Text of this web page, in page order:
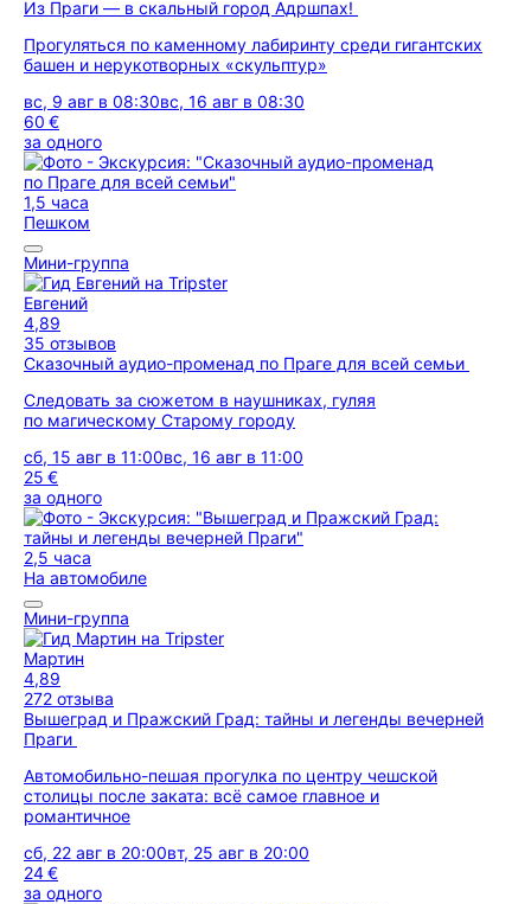
Из Праги — в скальный город Адршпах!
Прогуляться по каменному лабиринту среди гигантских
башен и нерукотворных «скульптур»
вс, 9 авг в 08:30вс, 16 авг в 08:30
60 €
за одного
1,5 часа
Пешком
Мини-группа
Евгений
4,89
35 отзывов
Сказочный аудио-променад по Праге для всей семьи
Следовать за сюжетом в наушниках, гуляя
по магическому Старому городу
сб, 15 авг в 11:00вс, 16 авг в 11:00
25 €
за одного
2,5 часа
На автомобиле
Мини-группа
Мартин
4,89
272 отзыва
Вышеград и Пражский Град: тайны и легенды вечерней
Праги
Автомобильно-пешая прогулка по центру чешской
столицы после заката: всё самое главное и
романтичное
сб, 22 авг в 20:00вт, 25 авг в 20:00
24 €
за одного